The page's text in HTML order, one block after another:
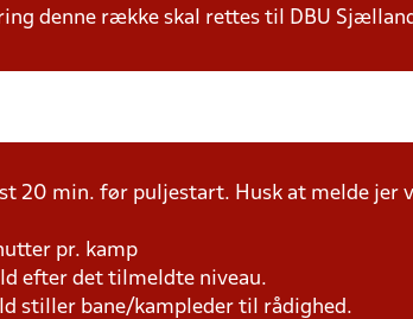
denne række skal rettes til DBU
20 min. før puljestart. Husk at melde jer
pr. kamp
efter det tilmeldte niveau.
stiller bane/kampleder til rådighed.